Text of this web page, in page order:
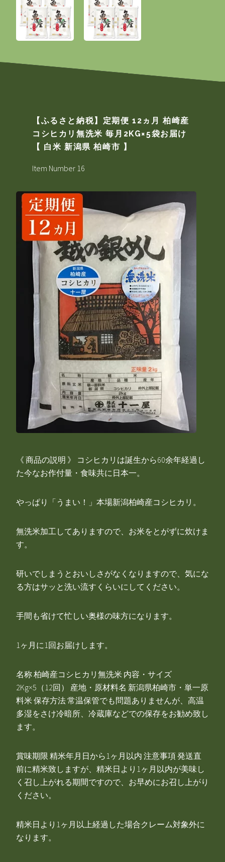
【ふるさと納税】定期便 12ヵ月 柏崎産
コシヒカリ無洗米 毎月2KG×5袋お届け
【 白米 新潟県 柏崎市 】
Item Number 16
《 商品の説明 》 コシヒカリは誕生から60余年経過し
た今なお作付量・食味共に日本一。
やっぱり「うまい！」本場新潟柏崎産コシヒカリ。
無洗米加工してありますので、お米をとがずに炊けま
す。
研いでしまうとおいしさがなくなりますので、気にな
る方はサッと洗い流すくらいにしてください。
手間も省けて忙しい奥様の味方になります。
1ヶ月に1回お届けします。
名称 柏崎産コシヒカリ無洗米 内容・サイズ
2Kg×5（12回） 産地・原材料名 新潟県柏崎市・単一原
料米 保存方法 常温保管でも問題ありませんが、高温
多湿をさけ冷暗所、冷蔵庫などでの保存をお勧め致し
ます。
賞味期限 精米年月日から1ヶ月以内 注意事項 発送直
前に精米致しますが、精米日より1ヶ月以内が美味し
く召し上がれる期間ですので、お早めにお召し上がり
ください。
精米日より1ヶ月以上経過した場合クレーム対象外に
なります。